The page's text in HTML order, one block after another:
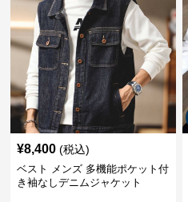
¥8,400 (税込)
ベスト メンズ 多機能ポケット付
き袖なしデニムジャケット